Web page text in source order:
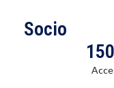
Socio